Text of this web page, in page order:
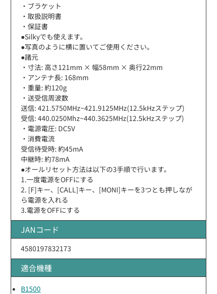
・ブラケット
・取扱説明書
・保証書
●Silkyでも使えます。
●写真のように横に置いてご使用ください。
●諸元
・寸法: 高さ121mm × 幅58mm × 奥行22mm
・アンテナ長: 168mm
・重量: 約120g
・送受信周波数
送信: 421.5750MHz~421.9125MHz(12.5kHzステップ)
受信: 440.0250Mhz~440.3625MHz(12.5kHzステップ)
・電源電圧: DC5V
・消費電流
受信待受時: 約45mA
中継時: 約78mA
●オールリセット方法は以下の3手順で行います。
1.一度電源をOFFにする
2. [F]キー、[CALL]キー、[MONI]キーを3つとも押しなが
ら電源を入れる
3.電源をOFFにする
JANコード
4580197832173
適合機種
B1500